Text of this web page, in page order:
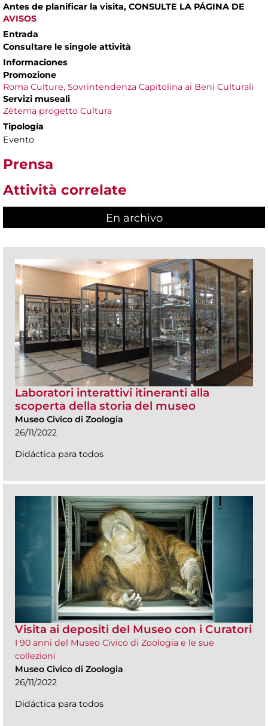
Antes de planificar la visita, CONSULTE LA PÁGINA DE
AVISOS
Entrada
Consultare le singole attività
Informaciones
Promozione
Roma Culture, Sovrintendenza Capitolina ai Beni Culturali
Servizi museali
Zètema progetto Cultura
Tipología
Evento
Prensa
Attività correlate
En archivo
Laboratori interattivi itineranti alla
scoperta della storia del museo
Museo Civico di Zoologia
26/11/2022
Didáctica para todos
Visita ai depositi del Museo con i Curatori
I 90 anni del Museo Civico di Zoologia e le sue
collezioni
Museo Civico di Zoologia
26/11/2022
Didáctica para todos